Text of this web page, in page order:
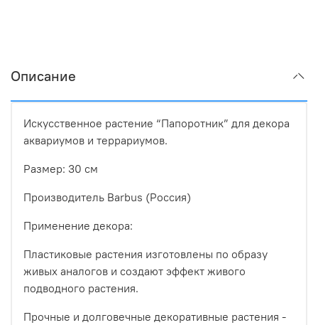
Описание
Искусственное растение “Папоротник” для декора
аквариумов и террариумов.
Размер: 30 см
Производитель Barbus (Россия)
Применение декора:
Пластиковые растения изготовлены по образу
живых аналогов и создают эффект живого
подводного растения.
Прочные и долговечные декоративные растения -